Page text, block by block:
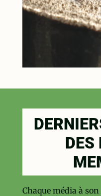
DES
Chaque média à